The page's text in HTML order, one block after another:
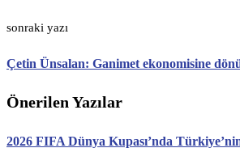
sonraki yazı
Çetin Ünsalan: Ganimet ekonomisine
Önerilen Yazılar
2026 FIFA Dünya Kupası’nda